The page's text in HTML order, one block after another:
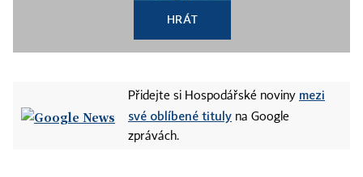
HRÁT
Přidejte si Hospodářské noviny mezi
své oblíbené tituly na Google
zprávách.